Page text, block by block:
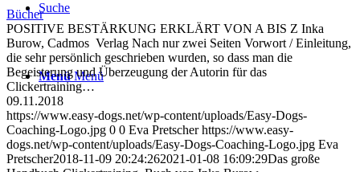
Suche
Menü Menü
Bücher
POSITIVE BESTÄRKUNG ERKLÄRT VON A BIS Z Inka
Burow, Cadmos Verlag Nach nur zwei Seiten Vorwort / Einleitung,
die sehr persönlich geschrieben wurden, so dass man die
Begeisterung und Überzeugung der Autorin für das
Clickertraining…
09.11.2018
https://www.easy-dogs.net/wp-content/uploads/Easy-Dogs-
Coaching-Logo.jpg 0 0 Eva Pretscher https://www.easy-
dogs.net/wp-content/uploads/Easy-Dogs-Coaching-Logo.jpg Eva
Pretscher2018-11-09 20:24:262021-01-08 16:09:29Das große